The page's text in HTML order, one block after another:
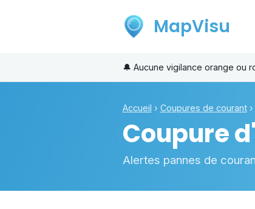
MapVisu
🔔 Aucune vigilance orange ou
Accueil › Coupures de courant›
Coupure
Alertes pannes de